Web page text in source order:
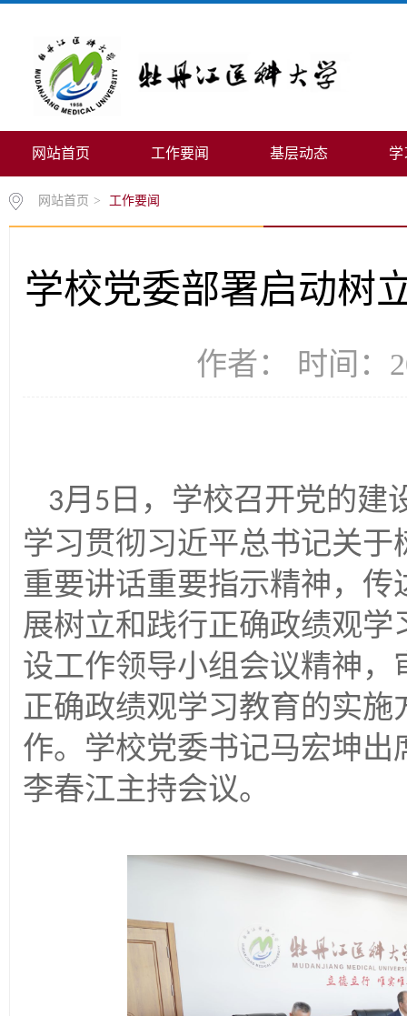
网站首页 工作要闻 基层动态 学
网站首页 > 工作要闻
学校党委部署启动树
作者： 时间：
3月 5 日，学校召开党的建
学习贯彻习近平总书记关
重要讲话重要指示精神，
展树立和践行正确政绩观
设工作领导小组会议精神
正确政绩观学习教育的实
作。学校党委书记马宏坤
李春江主持会议。